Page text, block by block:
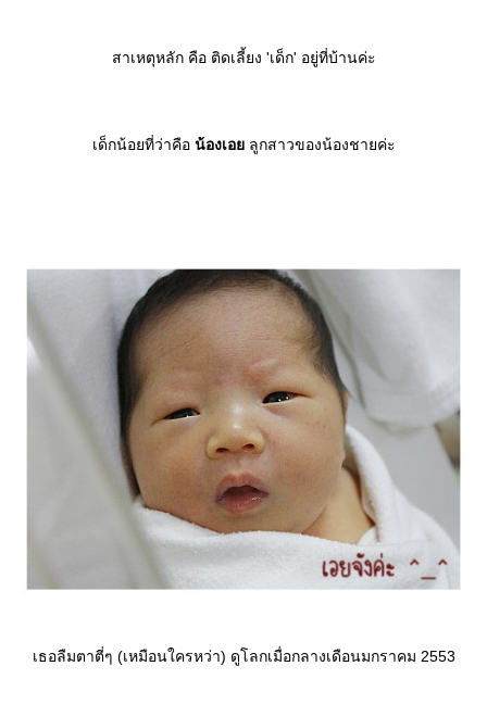
สาเหตุหลัก คือ ติดเลี้ยง 'เด็ก' อยู่ที่บ้านค่ะ
เด็กน้อยที่ว่าคือ น้องเอ ลูกสาวของน้องชายค่ะ
เธอลืมตาตี่ๆ (เหมือนใครหว่า) ดูโลกเมื่อกลางเดือนมกราคม 2553